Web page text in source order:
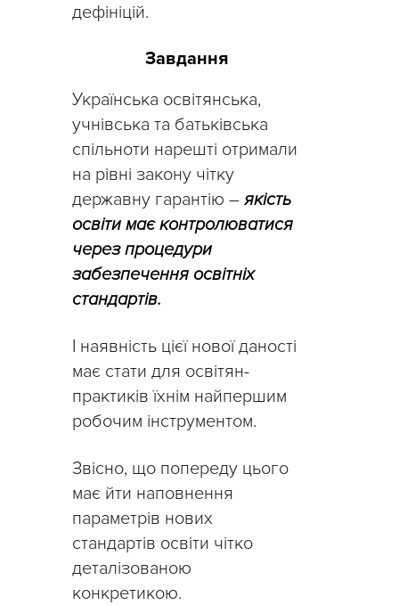
дефініцій.
Завдання
Українська освітянська,
учнівська та батьківська
спільноти нарешті отримали
на рівні закону чітку
державну гарантію – якість
освіти має контролюватися
через процедури
забезпечення освітніх
стандартів.
І наявність цієї нової даності
має стати для освітян-
практиків їхнім найпершим
робочим інструментом.
Звісно, що попереду цього
має йти наповнення
параметрів нових
стандартів освіти чітко
деталізованою
конкретикою.